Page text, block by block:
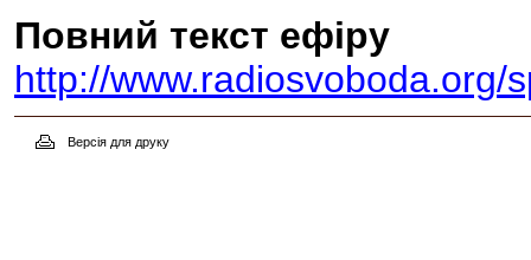
Повний текст ефіру
http://www.radiosvoboda.org/
Версія для друку